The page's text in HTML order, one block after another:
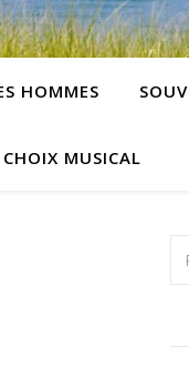
HOMMES
CHOIX MUSICAL